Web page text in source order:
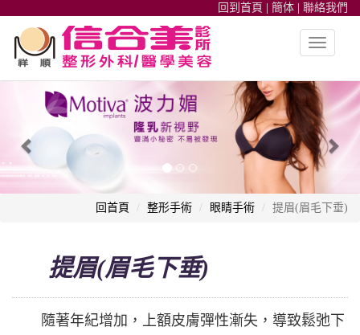
回到首頁 簡体 聯絡我們
Toggle
整形外科,高雄信合美整形,魔滴隆乳,隆鼻,雙眼皮,皮秒雷射,自體脂肪
Previous
回首頁 整形手術 眼睛手術 提眉(眉毛下垂)
提眉(眉毛下垂)
隨著年紀增加，上額皮膚彈性漸失，導致鬆弛下